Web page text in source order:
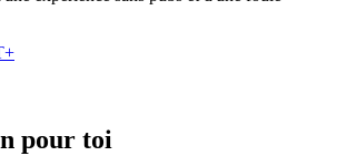
pour toi